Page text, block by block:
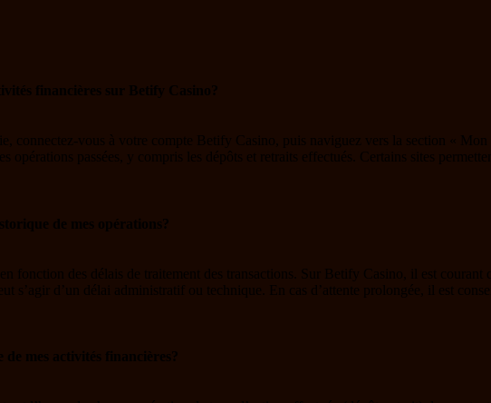
financières sur Betify Casino?
connectez-vous à votre compte Betify Casino, puis naviguez vers la section «
opérations passées, y compris les dépôts et retraits effectués. Certains sites
de mes opérations?
fonction des délais de traitement des transactions. Sur Betify Casino, il est
s’agir d’un délai administratif ou technique. En cas d’attente prolongée, il est
mes activités financières?